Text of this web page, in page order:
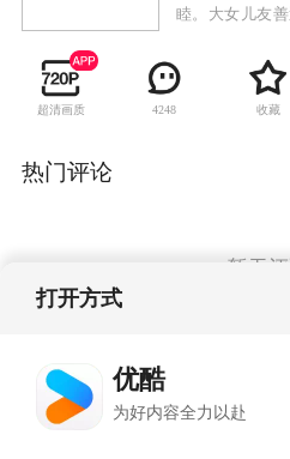
睦。大女儿友
入他人情感关
由，父女之间
的爱情也遭遇
超清画质 4248 收藏
热门评论
暂无评
打开方式
优酷
为好内容全力以赴